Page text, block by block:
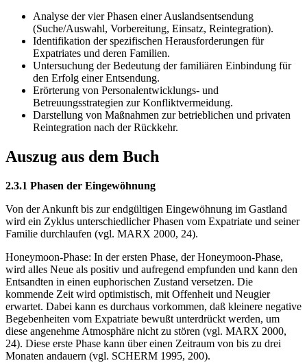
Analyse der vier Phasen einer Auslandsentsendung
(Suche/Auswahl, Vorbereitung, Einsatz, Reintegration).
Identifikation der spezifischen Herausforderungen für
Expatriates und deren Familien.
Untersuchung der Bedeutung der familiären Einbindung für
den Erfolg einer Entsendung.
Erörterung von Personalentwicklungs- und
Betreuungsstrategien zur Konfliktvermeidung.
Darstellung von Maßnahmen zur betrieblichen und privaten
Reintegration nach der Rückkehr.
Auszug aus dem Buch
2.3.1 Phasen der Eingewöhnung
Von der Ankunft bis zur endgültigen Eingewöhnung im Gastland
wird ein Zyklus unterschiedlicher Phasen vom Expatriate und seiner
Familie durchlaufen (vgl. MARX 2000, 24).
Honeymoon-Phase: In der ersten Phase, der Honeymoon-Phase,
wird alles Neue als positiv und aufregend empfunden und kann den
Entsandten in einen euphorischen Zustand versetzen. Die
kommende Zeit wird optimistisch, mit Offenheit und Neugier
erwartet. Dabei kann es durchaus vorkommen, daß kleinere negative
Begebenheiten vom Expatriate bewußt unterdrückt werden, um
diese angenehme Atmosphäre nicht zu stören (vgl. MARX 2000,
24). Diese erste Phase kann über einen Zeitraum von bis zu drei
Monaten andauern (vgl. SCHERM 1995, 200).